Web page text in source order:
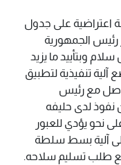
اعتراضية على جدول
رئيس الجمهورية
وبتأييد ما يزيد
آلية تنفيذية لتطبيق
مع رئيس
نفوذ لدى حليفه
نحو يؤدي للعبور
على آلية بسط سلطة
مع طلب تسليم سلاحه.